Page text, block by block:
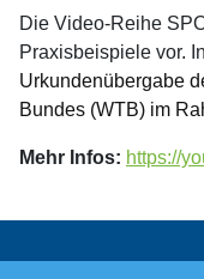
Die Video-Reihe
Praxisbeispiele vor.
Urkundenübergabe
Bundes (WTB) im
Mehr Infos: https://